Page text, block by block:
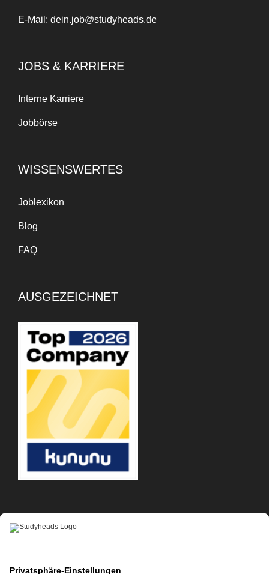
E-Mail: dein.job@studyheads.de
JOBS & KARRIERE
Interne Karriere
Jobbörse
WISSENSWERTES
Joblexikon
Blog
FAQ
AUSGEZEICHNET